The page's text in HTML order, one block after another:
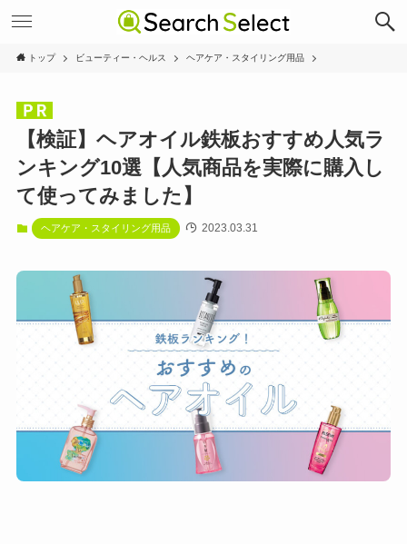
トップ ビューティー・ヘルス ヘアケア・スタイリング用品
【検証】ヘアオイル鉄板おすすめ人気ラ
ンキング10選【人気商品を実際に購入し
て使ってみました】
ヘアケア・スタイリング用品 2023.03.31